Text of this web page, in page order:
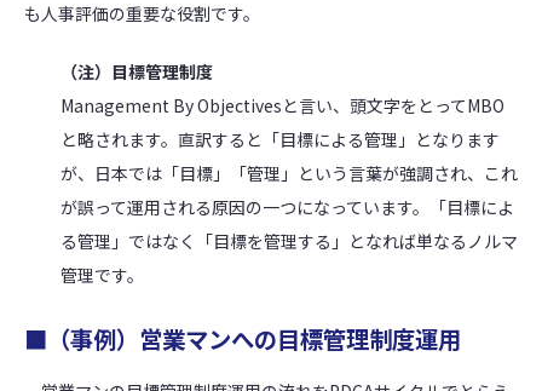
も人事評価の重要な役割です。
（注）目標管理制度
Management By Objectivesと言い、頭文字をとってMBO
と略されます。直訳すると「目標による管理」となります
が、日本では「目標」「管理」という言葉が強調され、これ
が誤って運用される原因の一つになっています。「目標によ
る管理」ではなく「目標を管理する」となれば単なるノルマ
管理です。
■（事例）営業マンへの目標管理制度運用